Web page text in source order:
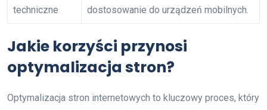
techniczne
dostosowanie do urządzeń mobilnych.
Jakie korzyści przynosi
optymalizacja stron?
Optymalizacja stron internetowych to kluczowy proces, który